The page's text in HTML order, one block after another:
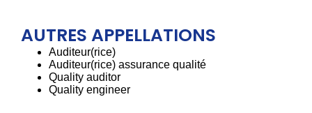
AUTRES APPELLATIONS
Auditeur(rice)
Auditeur(rice) assurance qualité
Quality auditor
Quality engineer